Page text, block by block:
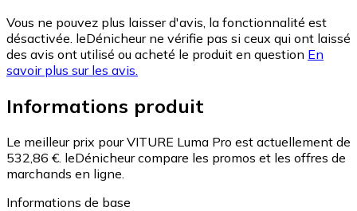
Vous ne pouvez plus laisser d'avis, la fonctionnalité est
désactivée. leDénicheur ne vérifie pas si ceux qui ont laissé
des avis ont utilisé ou acheté le produit en question En
savoir plus sur les avis.
Informations produit
Le meilleur prix pour VITURE Luma Pro est actuellement de
532,86 €. leDénicheur compare les promos et les offres de
marchands en ligne.
Informations de base